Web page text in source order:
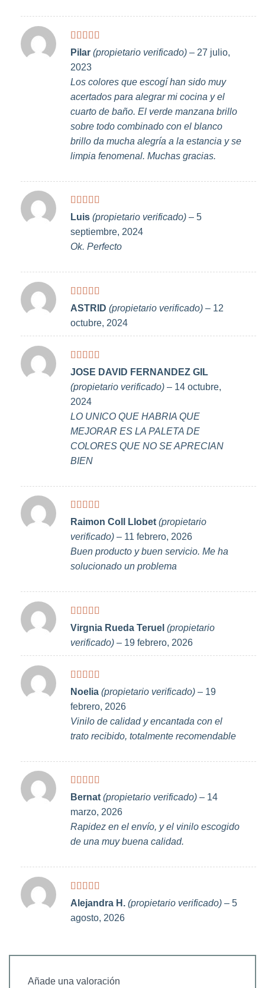
Valorado
con5 de 5
Pilar (propietario verificado) – 27 julio,
2023
Los colores que escogí han sido muy
acertados para alegrar mi cocina y el
cuarto de baño. El verde manzana brillo
sobre todo combinado con el blanco
brillo da mucha alegría a la estancia y se
limpia fenomenal. Muchas gracias.
Valorado
con5 de 5
Luis (propietario verificado) – 5
septiembre, 2024
Ok. Perfecto
Valorado
con5de 5
ASTRID (propietario verificado) – 12
octubre, 2024
Valorado
con4de
5
JOSE DAVID FERNANDEZ GIL
(propietario verificado) – 14 octubre,
2024
LO UNICO QUE HABRIA QUE
MEJORAR ES LA PALETA DE
COLORES QUE NO SE APRECIAN
BIEN
Valorado
con5de 5
Raimon Coll Llobet (propietario
verificado) – 11 febrero, 2026
Buen producto y buen servicio. Me ha
solucionado un problema
Valorado
con5de 5
Virgnia Rueda Teruel (propietario
verificado) – 19 febrero, 2026
Valorado
con5de 5
Noelia (propietario verificado) – 19
febrero, 2026
Vinilo de calidad y encantada con el
trato recibido, totalmente recomendable
Valorado
con5de 5
Bernat (propietario verificado) – 14
marzo, 2026
Rapidez en el envío, y el vinilo escogido
de una muy buena calidad.
Valorado
con5de 5
Alejandra H. (propietario verificado) – 5
agosto, 2026
Añade una valoración